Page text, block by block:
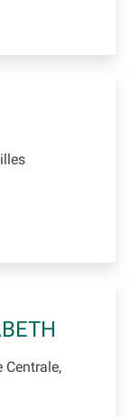
Centrale,